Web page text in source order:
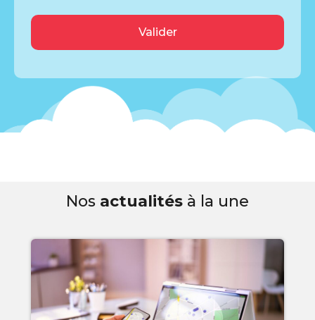
Nos actualités à la une